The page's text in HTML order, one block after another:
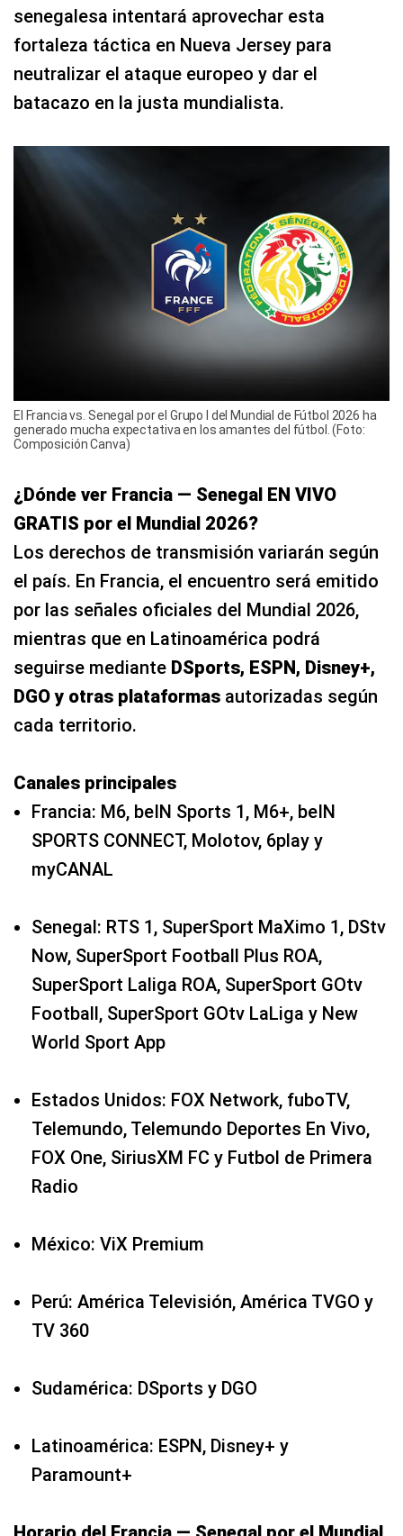
senegalesa intentará aprovechar esta
fortaleza táctica en Nueva Jersey para
neutralizar el ataque europeo y dar el
batacazo en la justa mundialista.
El Francia vs. Senegal por el Grupo I del Mundial de Fútbol 2026 ha
generado mucha expectativa en los amantes del fútbol. (Foto:
Composición Canva)
¿Dónde ver Francia — Senegal EN VIVO
GRATIS por el Mundial 2026?
Los derechos de transmisión variarán según
el país. En Francia, el encuentro será emitido
por las señales oficiales del Mundial 2026,
mientras que en Latinoamérica podrá
seguirse mediante DSports, ESPN, Disney+,
DGO y otras plataformas autorizadas según
cada territorio.
Canales principales
Francia: M6, beIN Sports 1, M6+, beIN
SPORTS CONNECT, Molotov, 6play y
myCANAL
Senegal: RTS 1, SuperSport MaXimo 1, DStv
Now, SuperSport Football Plus ROA,
SuperSport Laliga ROA, SuperSport GOtv
Football, SuperSport GOtv LaLiga y New
World Sport App
Estados Unidos: FOX Network, fuboTV,
Telemundo, Telemundo Deportes En Vivo,
FOX One, SiriusXM FC y Futbol de Primera
Radio
México: ViX Premium
Perú: América Televisión, América TVGO y
TV 360
Sudamérica: DSports y DGO
Latinoamérica: ESPN, Disney+ y
Paramount+